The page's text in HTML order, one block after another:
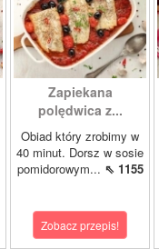
Zapiekana
polędwica z...
Obiad który zrobimy w
40 minut. Dorsz w sosie
pomidorowym... ⇖ 1155
Zobacz przepis!